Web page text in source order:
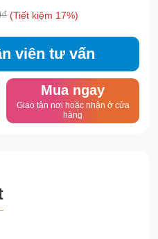
(Tiết kiệm 17%)
viên tư vấn
Mua ngay
Giao tận nơi hoặc nhận ở cửa
hàng